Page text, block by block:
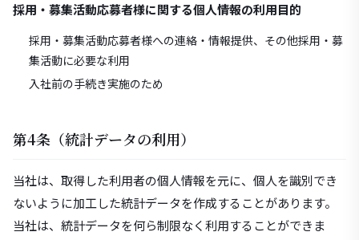
採用・募集活動応募者様に関する個人情報の利用目的
採用・募集活動応募者様への連絡・情報提供、その他採用・募
集活動に必要な利用
入社前の手続き実施のため
第4条（統計データの利用）
当社は、取得した利用者の個人情報を元に、個人を識別でき
ないように加工した統計データを作成することがあります。
当社は、統計データを何ら制限なく利用することができま